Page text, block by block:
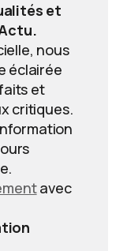
et
nous
éclairée
et
critiques.
avec